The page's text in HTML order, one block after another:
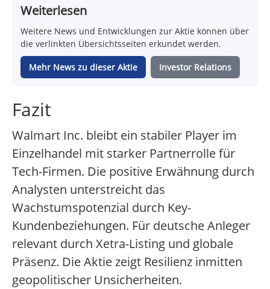
Weiterlesen
Weitere News und Entwicklungen zur Aktie können über
die verlinkten Übersichtsseiten erkundet werden.
Mehr News zu dieser Aktie Investor Relations
Fazit
Walmart Inc. bleibt ein stabiler Player im
Einzelhandel mit starker Partnerrolle für
Tech-Firmen. Die positive Erwähnung durch
Analysten unterstreicht das
Wachstumspotenzial durch Key-
Kundenbeziehungen. Für deutsche Anleger
relevant durch Xetra-Listing und globale
Präsenz. Die Aktie zeigt Resilienz inmitten
geopolitischer Unsicherheiten.